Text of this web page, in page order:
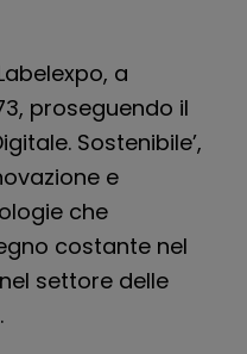
a
proseguendo il
Sostenibile’,
e
che
costante nel
settore delle